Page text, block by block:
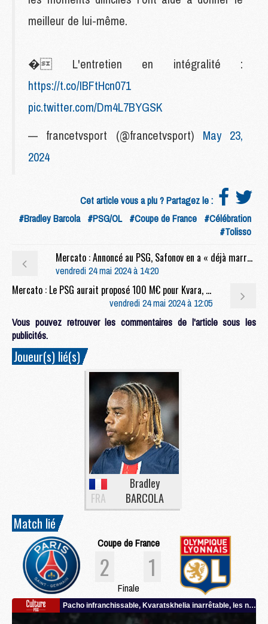
meilleur de lui-même.
� L'entretien en intégralité :
https://t.co/IBFtHcn071
pic.twitter.com/Dm4L7BYGSK
— francetvsport (@francetvsport) May 23,
2024
Cet article vous a plu ? Partagez le :
#Bradley Barcola #PSG/OL #Coupe de France #Célébration
#Tolisso
Mercato : Annoncé au PSG, Safonov en a « déjà marre des croissants »
vendredi 24 mai 2024 à 14:20
Mercato : Le PSG aurait proposé 100 M€ pour Kvara, dénouement avant l'Euro ?
vendredi 24 mai 2024 à 12:05
Vous pouvez retrouver les commentaires de l'article sous les
publicités.
Joueur(s) lié(s)
FRA
Bradley
BARCOLA
Match lié
Coupe de France
2 1
Finale